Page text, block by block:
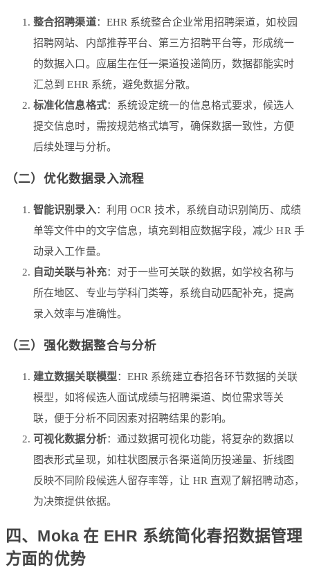
整合招聘渠道：EHR 系统整合企业常用招聘渠道，如校园
招聘网站、内部推荐平台、第三方招聘平台等，形成统一
的数据入口。应届生在任一渠道投递简历，数据都能实时
汇总到 EHR 系统，避免数据分散。
标准化信息格式：系统设定统一的信息格式要求，候选人
提交信息时，需按规范格式填写，确保数据一致性，方便
后续处理与分析。
（二）优化数据录入流程
智能识别录入：利用 OCR 技术，系统自动识别简历、成绩
单等文件中的文字信息，填充到相应数据字段，减少 HR 手
动录入工作量。
自动关联与补充：对于一些可关联的数据，如学校名称与
所在地区、专业与学科门类等，系统自动匹配补充，提高
录入效率与准确性。
（三）强化数据整合与分析
建立数据关联模型：EHR 系统建立春招各环节数据的关联
模型，如将候选人面试成绩与招聘渠道、岗位需求等关
联，便于分析不同因素对招聘结果的影响。
可视化数据分析：通过数据可视化功能，将复杂的数据以
图表形式呈现，如柱状图展示各渠道简历投递量、折线图
反映不同阶段候选人留存率等，让 HR 直观了解招聘动态，
为决策提供依据。
四、Moka 在 EHR 系统简化春招数据管理
方面的优势